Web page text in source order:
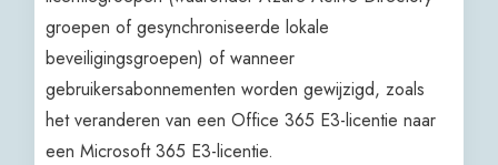
groepen of gesynchroniseerde lokale
beveiligingsgroepen) of wanneer
gebruikersabonnementen worden gewijzigd, zoals
het veranderen van een Office 365 E3-licentie naar
een Microsoft 365 E3-licentie.